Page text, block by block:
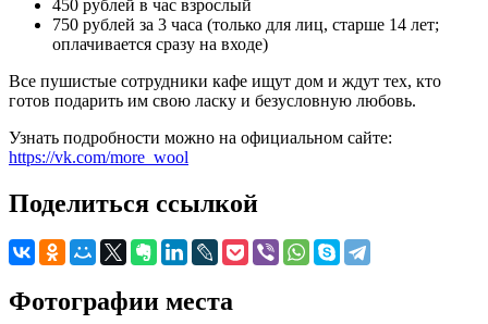
450 рублей в час взрослый
750 рублей за 3 часа (только для лиц, старше 14 лет;
оплачивается сразу на входе)
Все пушистые сотрудники кафе ищут дом и ждут тех, кто
готов подарить им свою ласку и безусловную любовь.
Узнать подробности можно на официальном сайте:
https://vk.com/more_wool
Поделиться ссылкой
Фотографии места